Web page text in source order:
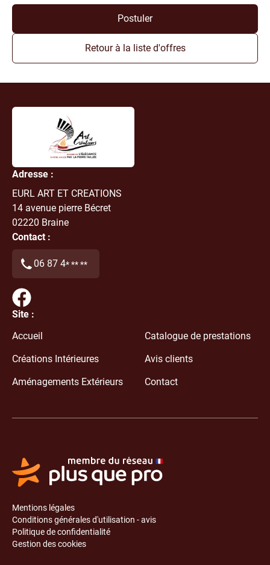
Postuler
Retour à la liste d'offres
Email
Téléphone
CV
Lettre de motivation
(format pdf obligatoire, max 2Mo)
Message
Adresse :
EURL ART ET CREATIONS
14 avenue pierre Bécret
02220 Braine
Contact :
06 87 4* ** **
Site :
Accueil
Créations Intérieures
Aménagements Extérieurs
Catalogue de prestations
Avis clients
Contact
Mentions légales
Conditions générales d'utilisation - avis
Politique de confidentialité
Gestion des cookies